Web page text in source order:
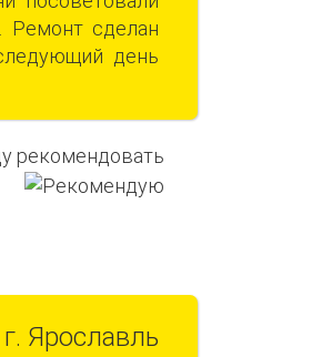
сделан
день
рекомендовать
г. Ярославль